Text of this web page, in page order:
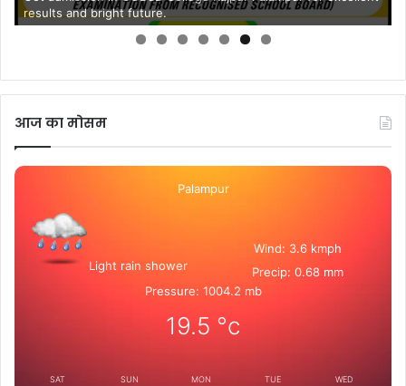
results and bright future.
आज का मोसम
Palampur
Light rain shower
Wind: 3.6 kmph
Precip: 0.68 mm
Pressure: 1004.2 mb
19.5 °c
SAT SUN MON TUE WED